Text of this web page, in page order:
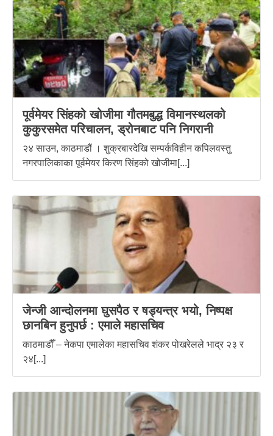
पूर्वमेयर सिंहको खोजीमा गौतमबुद्ध विमानस्थलको
कुकुरसमेत परिचालन, ड्रोनबाट पनि निगरानी
२४ साउन, काठमाडौं । शुक्रबारदेखि सम्पर्कविहीन कपिलवस्तु
नगरपालिकाका पूर्वमेयर किरण सिंहको खोजीमा[...]
जेन्जी आन्दोलनमा घुसपैठ र षड्यन्त्र भयो, निष्पक्ष
छानबिन हुनुपर्छ : एमाले महासचिव
काठमाडौँ – नेकपा एमालेका महासचिव शंकर पोखरेलले भाद्र २३ र
२४[...]